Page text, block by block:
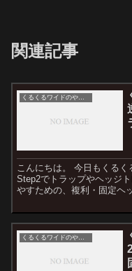
関連記事
くるくるワイドのやり方
こんにちは。 今日もくるく
Step2でトラップやヘッジ
やすための、複利・固定ヘ
くるくるワイドのやり方